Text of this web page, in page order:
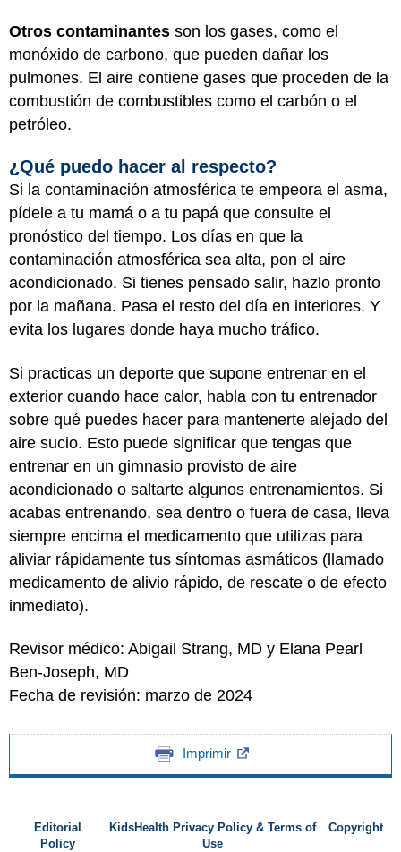
Otros contaminantes son los gases, como el
monóxido de carbono, que pueden dañar los
pulmones. El aire contiene gases que proceden de la
combustión de combustibles como el carbón o el
petróleo.
¿Qué puedo hacer al respecto?
Si la contaminación atmosférica te empeora el asma,
pídele a tu mamá o a tu papá que consulte el
pronóstico del tiempo. Los días en que la
contaminación atmosférica sea alta, pon el aire
acondicionado. Si tienes pensado salir, hazlo pronto
por la mañana. Pasa el resto del día en interiores. Y
evita los lugares donde haya mucho tráfico.
Si practicas un deporte que supone entrenar en el
exterior cuando hace calor, habla con tu entrenador
sobre qué puedes hacer para mantenerte alejado del
aire sucio. Esto puede significar que tengas que
entrenar en un gimnasio provisto de aire
acondicionado o saltarte algunos entrenamientos. Si
acabas entrenando, sea dentro o fuera de casa, lleva
siempre encima el medicamento que utilizas para
aliviar rápidamente tus síntomas asmáticos (llamado
medicamento de alivio rápido, de rescate o de efecto
inmediato).
Revisor médico: Abigail Strang, MD y Elana Pearl
Ben-Joseph, MD
Fecha de revisión: marzo de 2024
Imprimir
Editorial
Policy
KidsHealth Privacy Policy & Terms of
Use
Copyright